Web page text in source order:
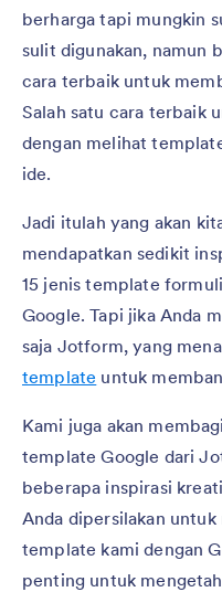
berharga tapi mungkin
sulit digunakan, namun
cara terbaik untuk
Salah satu cara terbaik
dengan melihat
ide.
Jadi itulah yang akan
mendapatkan sedikit
15 jenis template
Google. Tapi jika Anda
saja Jotform, yang
template untuk
Kami juga akan
template Google dari
beberapa inspirasi
Anda dipersilakan
template kami dengan
penting untuk